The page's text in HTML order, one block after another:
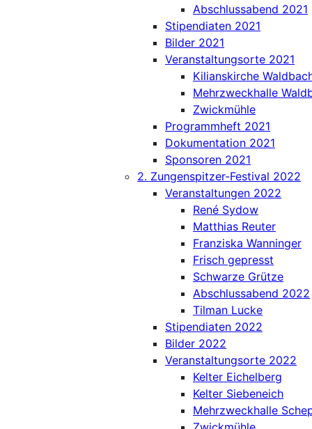
Abschlussabend 2021
Stipendiaten 2021
Bilder 2021
Veranstaltungsorte 2021
Kilianskirche
Mehrzweckhalle
Zwickmühle
Programmheft 2021
Dokumentation 2021
Sponsoren 2021
2. Zungenspitzer-Festival 2022
Veranstaltungen 2022
René Sydow
Matthias Reuter
Franziska Wanninger
Frisch gepresst
Schwarze Grütze
Abschlussabend 2022
Tilman Lucke
Stipendiaten 2022
Bilder 2022
Veranstaltungsorte 2022
Kelter Eichelberg
Kelter Siebeneich
Mehrzweckhalle